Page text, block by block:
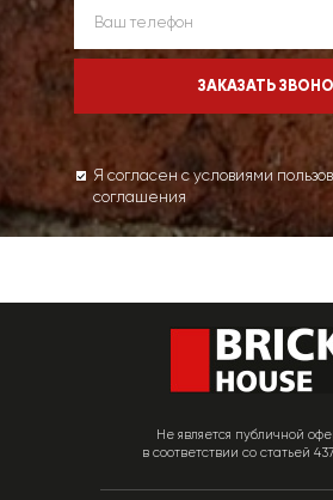
Я согласен с условиями
соглашения
Не является публичной
в соответствии со статьей